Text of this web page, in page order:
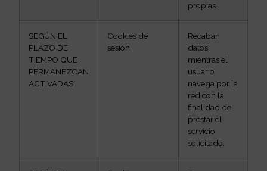
propias.
SEGÚN EL
PLAZO DE
TIEMPO QUE
PERMANEZCAN
ACTIVADAS
Cookies de
sesión
Recaban
datos
mientras el
usuario
navega por la
red con la
finalidad de
prestar el
servicio
solicitado.